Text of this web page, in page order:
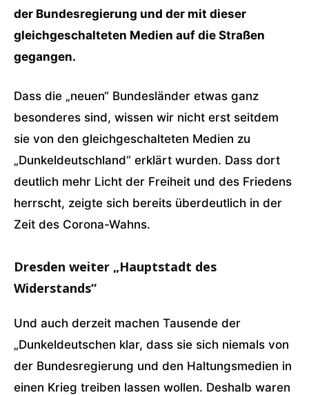
der Bundesregierung und der mit dieser
gleichgeschalteten Medien auf die Straßen
gegangen.
Dass die „neuen“ Bundesländer etwas ganz
besonderes sind, wissen wir nicht erst seitdem
sie von den gleichgeschalteten Medien zu
„Dunkeldeutschland“ erklärt wurden. Dass dort
deutlich mehr Licht der Freiheit und des Friedens
herrscht, zeigte sich bereits überdeutlich in der
Zeit des Corona-Wahns.
Dresden weiter „Hauptstadt des
Widerstands“
Und auch derzeit machen Tausende der
„Dunkeldeutschen klar, dass sie sich niemals von
der Bundesregierung und den Haltungsmedien in
einen Krieg treiben lassen wollen. Deshalb waren